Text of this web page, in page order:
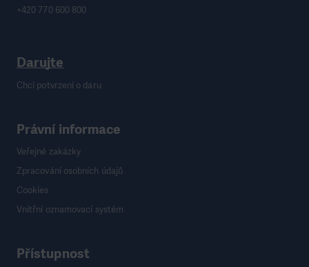
+420 770 600 800
Darujte
Chci potvrzení o daru
Právní informace
Veřejné zakázky
Zpracování osobních údajů
Cookies
Vnitřní oznamovací systém
Přístupnost